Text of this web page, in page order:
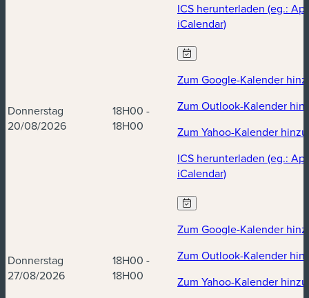
ICS herunterladen (eg.:
iCalendar)
Donnerstag
20/08/2026
18H00 -
18H00
Zum Google-Kalender
Zum Outlook-Kalender
Zum Yahoo-Kalender
ICS herunterladen (eg.:
iCalendar)
Donnerstag
27/08/2026
18H00 -
18H00
Zum Google-Kalender
Zum Outlook-Kalender
Zum Yahoo-Kalender